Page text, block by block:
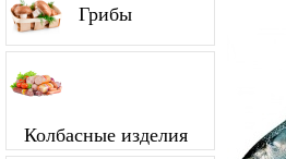
Грибы
Колбасные изделия